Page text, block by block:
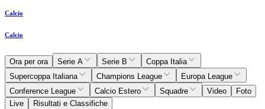
Calcio
Calcio
Ora per ora Serie A Serie B
Coppa Italia
Supercoppa Italiana
Champions League
Europa League
Conference League
Calcio Estero Squadre Video
Foto
Live
Risultati e Classifiche